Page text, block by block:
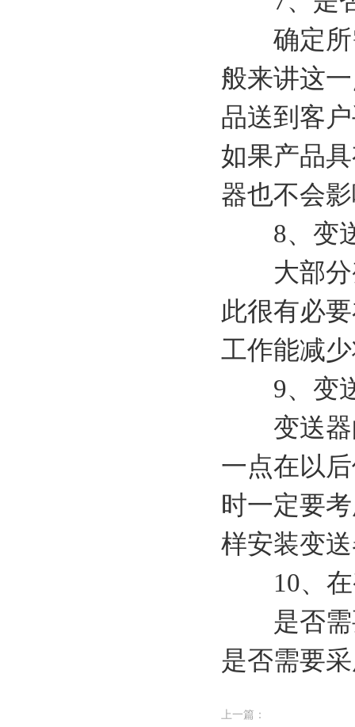
确定所需
般来讲这
品送到客
如果产品
器也不会
8、变送
大部分变
此很有必
工作能减
9、变送
变送器的
一点在以
时一定要
样安装变
10、在
是否需要
是否需要
上一篇：